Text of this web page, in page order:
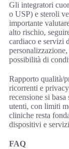
Gli integratori
o USP) e steroli
importante
alto rischio,
cardiaco e servizi
possibilità di
Rapporto qualità/
ricorrenti e
recensione si
utenti, con limiti
cliniche resta
dispositivi e
FAQ